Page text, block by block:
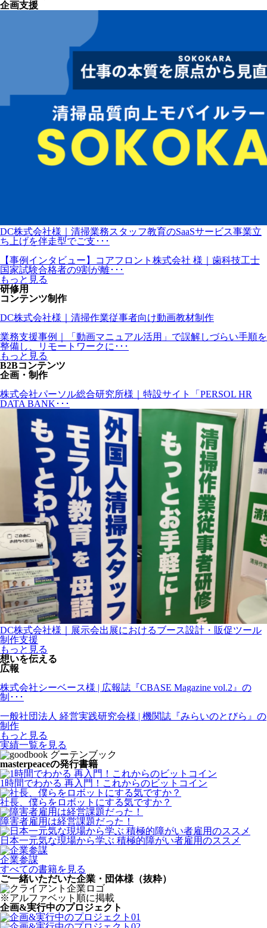
企画支援
DC株式会社様｜清掃業務スタッフ教育のSaaSサービス事業立
ち上げを伴走型でご支･･･
【事例インタビュー】コアフロント株式会社 様｜歯科技工士
国家試験合格者の9割が離･･･
もっと見る
研修用
コンテンツ制作
DC株式会社様｜清掃作業従事者向け動画教材制作
業務支援事例｜「動画マニュアル活用」で誤解しづらい手順を
整備し、リモートワークに･･･
もっと見る
B2Bコンテンツ
企画・制作
株式会社パーソル総合研究所様｜特設サイト「PERSOL HR
DATA BANK･･･
DC株式会社様｜展示会出展におけるブース設計・販促ツール
制作支援
もっと見る
想いを伝える
広報
株式会社シーベース様 | 広報誌『CBASE Magazine vol.2』の
制･･･
一般社団法人 経営実践研究会様 | 機関誌『みらいのとびら』の
制作
もっと見る
実績一覧を見る
masterpeaceの発行書籍
1時間でわかる 再入門！これからのビットコイン
社長、僕らをロボットにする気ですか？
障害者雇用は経営課題だった！
日本一元気な現場から学ぶ 積極的障がい者雇用のススメ
企業参謀
すべての書籍を見る
ご一緒いただいた企業・団体様 （抜粋）
※アルファベット順に掲載
企画&実行中のプロジェクト